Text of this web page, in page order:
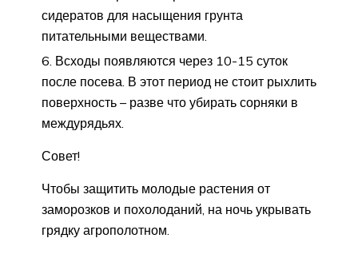
сидератов для насыщения грунта
питательными веществами.
Всходы появляются через 10-15 суток
после посева. В этот период не стоит рыхлить
поверхность – разве что убирать сорняки в
междурядьях.
Совет!
Чтобы защитить молодые растения от
заморозков и похолоданий, на ночь укрывать
грядку агрополотном.